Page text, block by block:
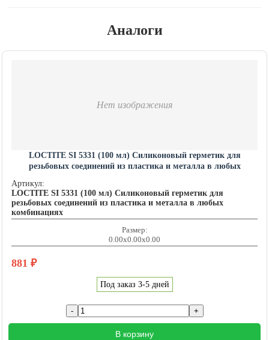
Аналоги
Нет изображения
LOCTITE SI 5331 (100 мл) Силиконовый герметик для
резьбовых соединений из пластика и металла в любых
Артикул:
LOCTITE SI 5331 (100 мл) Силиконовый герметик для
резьбовых соединений из пластика и металла в любых
комбинациях
Размер:
0.00x0.00x0.00
881 ₽
Под заказ 3-5 дней
В корзину